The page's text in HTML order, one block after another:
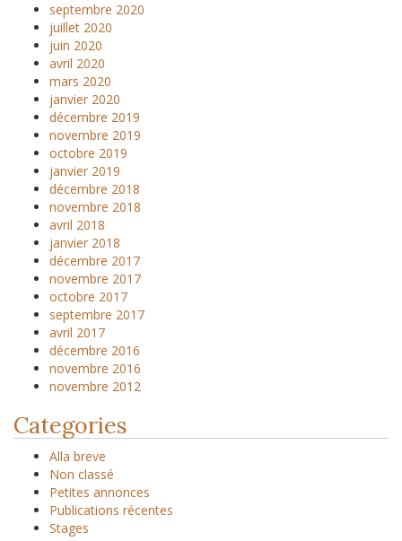
septembre 2020
juillet 2020
juin 2020
avril 2020
mars 2020
janvier 2020
décembre 2019
novembre 2019
octobre 2019
janvier 2019
décembre 2018
novembre 2018
avril 2018
janvier 2018
décembre 2017
novembre 2017
octobre 2017
septembre 2017
avril 2017
décembre 2016
novembre 2016
novembre 2012
Categories
Alla breve
Non classé
Petites annonces
Publications récentes
Stages